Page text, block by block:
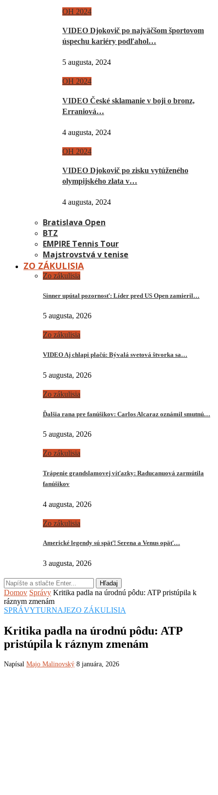
OH 2024
VIDEO Djokovič po najväčšom športovom
úspechu kariéry podľahol…
5 augusta, 2024
OH 2024
VIDEO České sklamanie v boji o bronz,
Erraniová…
4 augusta, 2024
OH 2024
VIDEO Djokovič po zisku vytúženého
olympijského zlata v…
4 augusta, 2024
Bratislava Open
BTZ
EMPIRE Tennis Tour
Majstrovstvá v tenise
ZO ZÁKULISIA
Zo zákulisia
Sinner upútal pozornosť: Líder pred US Open zamieril…
5 augusta, 2026
Zo zákulisia
VIDEO Aj chlapi plačú: Bývalá svetová štvorka sa…
5 augusta, 2026
Zo zákulisia
Ďalšia rana pre fanúšikov: Carlos Alcaraz oznámil smutnú…
5 augusta, 2026
Zo zákulisia
Trápenie grandslamovej víťazky: Raducanuová zarmútila
fanúšikov
4 augusta, 2026
Zo zákulisia
Americké legendy sú späť! Serena a Venus opäť…
3 augusta, 2026
Hľadaj
Domov Správy Kritika padla na úrodnú pôdu: ATP pristúpila k
ráznym zmenám
SPRÁVYTURNAJEZO ZÁKULISIA
Kritika padla na úrodnú pôdu: ATP
pristúpila k ráznym zmenám
Napísal Majo Malinovský 8 januára, 2026